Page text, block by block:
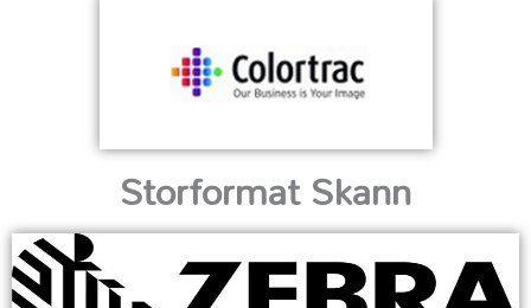
Storformat Skann